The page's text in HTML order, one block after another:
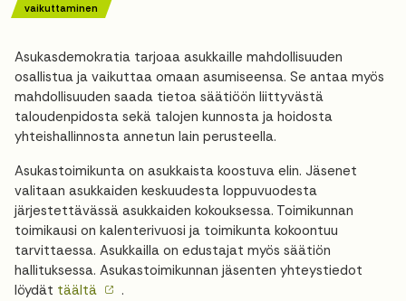
vaikuttaminen
Asukasdemokratia tarjoaa asukkaille mahdollisuuden
osallistua ja vaikuttaa omaan asumiseensa. Se antaa myös
mahdollisuuden saada tietoa säätiöön liittyvästä
taloudenpidosta sekä talojen kunnosta ja hoidosta
yhteishallinnosta annetun lain perusteella.
Asukastoimikunta on asukkaista koostuva elin. Jäsenet
valitaan asukkaiden keskuudesta loppuvuodesta
järjestettävässä asukkaiden kokouksessa. Toimikunnan
toimikausi on kalenterivuosi ja toimikunta kokoontuu
tarvittaessa. Asukkailla on edustajat myös säätiön
hallituksessa. Asukastoimikunnan jäsenten yhteystiedot
löydät täältä
.